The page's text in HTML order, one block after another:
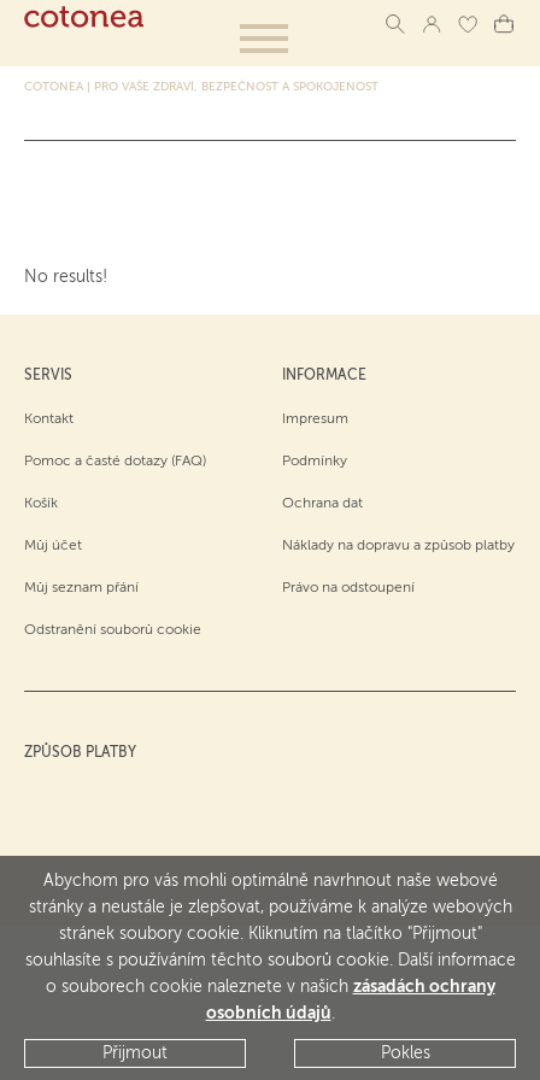
Abychom pro vás mohli optimálně navrhnout naše webové
stránky a neustále je zlepšovat, používáme k analýze webových
stránek soubory cookie. Kliknutím na tlačítko "Přijmout"
souhlasíte s používáním těchto souborů cookie. Další informace
o souborech cookie naleznete v našich zásadách ochrany
osobních údajů.
Přijmout Pokles
COTONEA | PRO VAŠE ZDRAVÍ, BEZPEČNOST A SPOKOJENOST
No results!
SERVIS
Kontakt
Pomoc a časté dotazy (FAQ)
Košík
Můj účet
Můj seznam přání
Odstranění souborů cookie
INFORMACE
Impresum
Podmínky
Ochrana dat
Náklady na dopravu a způsob platby
Právo na odstoupení
ZPŮSOB PLATBY